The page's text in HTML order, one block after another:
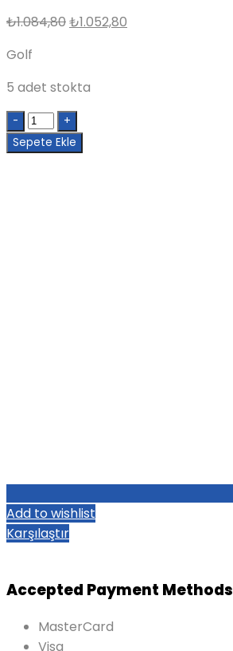
₺1.084,80Orijinal
₺1.052,80
Golf
5 adet stokta
Quantity
Sepete Ekle
Add to wishlist
Karşılaştır
Accepted Payment Methods
MasterCard
Visa